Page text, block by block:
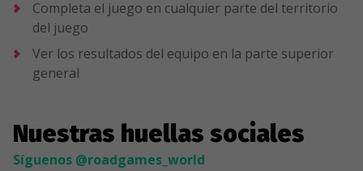
Completa el juego en cualquier parte del territorio
del juego
Ver los resultados del equipo en la parte superior
general
Nuestras huellas sociales
Síguenos @roadgames_world